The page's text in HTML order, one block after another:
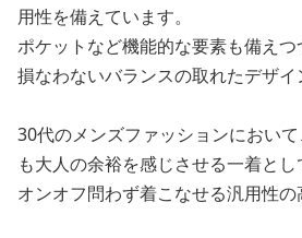
用性を備えています。
ポケットなど機能的な要素も備え
損なわないバランスの取れたデザイ
30代のメンズファッションにおい
も大人の余裕を感じさせる一着とし
オンオフ問わず着こなせる汎用性の